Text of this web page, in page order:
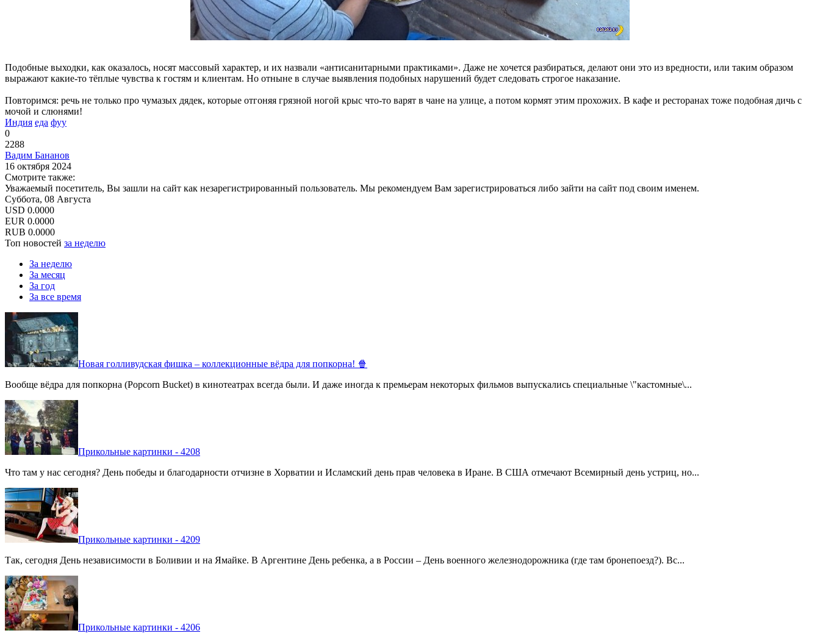
Подобные выходки, как оказалось, носят массовый характер, и их назвали «антисанитарными практиками». Даже не хочется разбираться, делают они это из вредности, или таким образом
выражают какие-то тёплые чувства к гостям и клиентам. Но отныне в случае выявления подобных нарушений будет следовать строгое наказание.
Повторимся: речь не только про чумазых дядек, которые отгоняя грязной ногой крыс что-то варят в чане на улице, а потом кормят этим прохожих. В кафе и ресторанах тоже подобная дичь с
мочой и слюнями!
Индия еда фуу
0
2288
Вадим Бананов
16 октября 2024
Смотрите также:
Уважаемый посетитель, Вы зашли на сайт как незарегистрированный пользователь. Мы рекомендуем Вам зарегистрироваться либо зайти на сайт под своим именем.
Суббота, 08 Августа
USD 0.0000
EUR 0.0000
RUB 0.0000
Топ новостей за неделю
За неделю
За месяц
За год
За все время
Новая голливудская фишка – коллекционные вёдра для попкорна! 🍿
Вообще вёдра для попкорна (Popcorn Bucket) в кинотеатрах всегда были. И даже иногда к премьерам некоторых фильмов выпускались специальные \"кастомные\...
Прикольные картинки - 4208
Что там у нас сегодня? День победы и благодарности отчизне в Хорватии и Исламский день прав человека в Иране. В США отмечают Всемирный день устриц, но...
Прикольные картинки - 4209
Так, сегодня День независимости в Боливии и на Ямайке. В Аргентине День ребенка, а в России – День военного железнодорожника (где там бронепоезд?). Вс...
Прикольные картинки - 4206